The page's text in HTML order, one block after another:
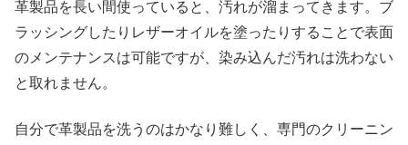
革製品を長い間使っていると、汚れが溜まってきます。ブ
ラッシングしたりレザーオイルを塗ったりすることで表面
のメンテナンスは可能ですが、染み込んだ汚れは洗わない
と取れません。
自分で革製品を洗うのはかなり難しく、専門のクリーニン